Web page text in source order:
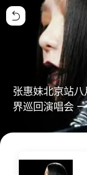
张惠妹北京站
界巡回演唱会